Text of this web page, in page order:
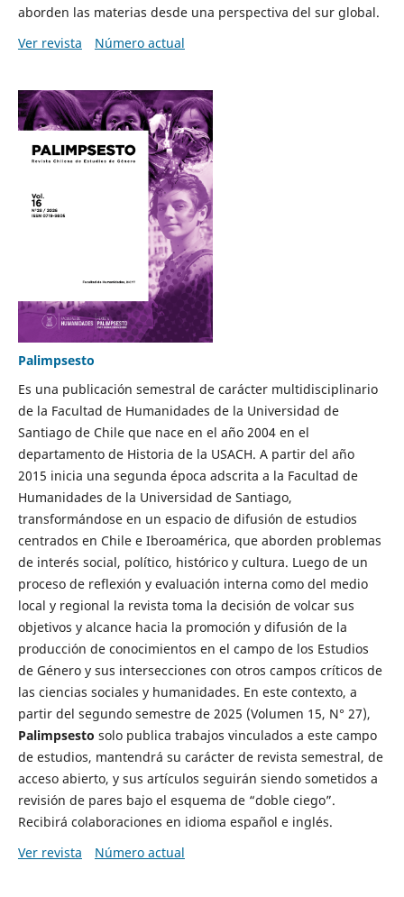
aborden las materias desde una perspectiva del sur global.
Ver revista
Número actual
Palimpsesto
Es una publicación semestral de carácter multidisciplinario
de la Facultad de Humanidades de la Universidad de
Santiago de Chile que nace en el año 2004 en el
departamento de Historia de la USACH. A partir del año
2015 inicia una segunda época adscrita a la Facultad de
Humanidades de la Universidad de Santiago,
transformándose en un espacio de difusión de estudios
centrados en Chile e Iberoamérica, que aborden problemas
de interés social, político, histórico y cultura. Luego de un
proceso de reflexión y evaluación interna como del medio
local y regional la revista toma la decisión de volcar sus
objetivos y alcance hacia la promoción y difusión de la
producción de conocimientos en el campo de los Estudios
de Género y sus intersecciones con otros campos críticos de
las ciencias sociales y humanidades. En este contexto, a
partir del segundo semestre de 2025 (Volumen 15, N° 27),
Palimpsesto solo publica trabajos vinculados a este campo
de estudios, mantendrá su carácter de revista semestral, de
acceso abierto, y sus artículos seguirán siendo sometidos a
revisión de pares bajo el esquema de “doble ciego”.
Recibirá colaboraciones en idioma español e inglés.
Ver revista
Número actual